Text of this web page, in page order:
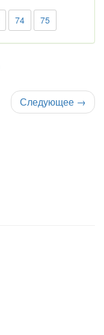
74 75
Следующее →